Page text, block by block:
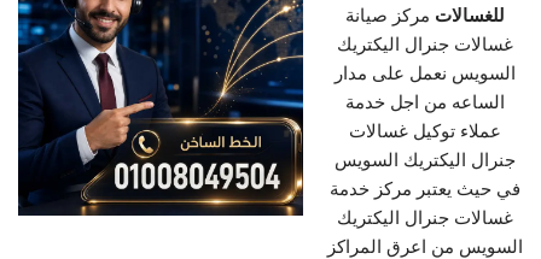
للغسالات مركز صيانة
غسالات جنرال اليكتريك
السويس نعمل على مدار
الساعه من اجل خدمة
عملاء توكيل غسالات
جنرال اليكتريك السويس
في حيث يعتبر مركز خدمة
غسالات جنرال اليكتريك
السويس من اعرق المراكز